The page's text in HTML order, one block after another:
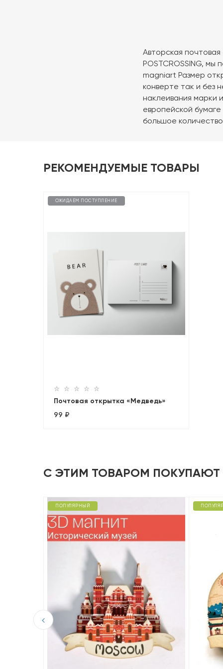
Авторская
POSTCROSSING,
magniart Размер
конверте так и без
наклеивания марки
европейской
большое
РЕКОМЕНДУЕМЫЕ ТОВАРЫ
ОЖИДАЕМ ПОСТУПЛЕНИЕ
Почтовая открытка «Медведь»
99 ₽
С ЭТИМ ТОВАРОМ ПОКУПАЮТ
ПОПУЛЯРНЫЙ